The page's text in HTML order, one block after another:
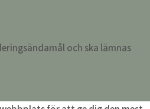
och ska lämnas